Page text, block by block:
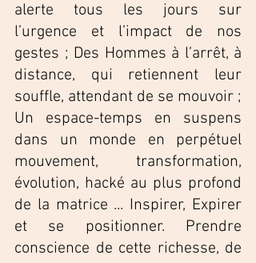
alerte tous les jours sur
l’urgence et l’impact de nos
gestes ; Des Hommes à l’arrêt, à
distance, qui retiennent leur
souffle, attendant de se mouvoir ;
Un espace-temps en suspens
dans un monde en perpétuel
mouvement, transformation,
évolution, hacké au plus profond
de la matrice ... Inspirer, Expirer
et se positionner. Prendre
conscience de cette richesse, de